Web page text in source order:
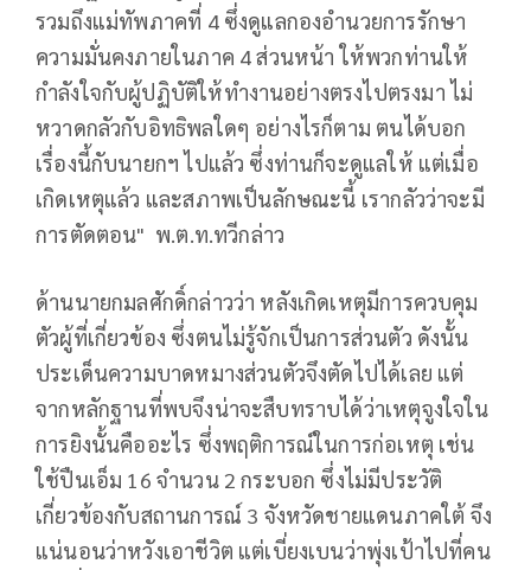
รวมถึงแม่ทัพภาคที่ 4 ซึ่งดูแลกองอำนวยการรักษา
ความมั่นคงภายในภาค 4 ส่วนหน้า ให้พวกท่านให้
กำลังใจกับผู้ปฏิบัติให้ทำงานอย่างตรงไปตรงมา ไม่
หวาดกลัวกับอิทธิพลใดๆ อย่างไรก็ตาม ตนได้บอก
เรื่องนี้กับนายกฯ ไปแล้ว ซึ่งท่านก็จะดูแลให้ แต่เมื่อ
เกิดเหตุแล้ว และสภาพเป็นลักษณะนี้ เรากลัวว่าจะมี
การตัดตอน" พ.ต.ท.ทวีกล่าว
ด้านนายกมลศักดิ์กล่าวว่า หลังเกิดเหตุมีการควบคุม
ตัวผู้ที่เกี่ยวข้อง ซึ่งตนไม่รู้จักเป็นการส่วนตัว ดังนั้น
ประเด็นความบาดหมางส่วนตัวจึงตัดไปได้เลย แต่
จากหลักฐานที่พบจึงน่าจะสืบทราบได้ว่าเหตุจูงใจใน
การยิงนั้นคืออะไร ซึ่งพฤติการณ์ในการก่อเหตุ เช่น
ใช้ปืนเอ็ม 16 จำนวน 2 กระบอก ซึ่งไม่มีประวัติ
เกี่ยวข้องกับสถานการณ์ 3 จังหวัดชายแดนภาคใต้ จึง
แน่นอนว่าหวังเอาชีวิต แต่เบี่ยงเบนว่าพุ่งเป้าไปที่คน